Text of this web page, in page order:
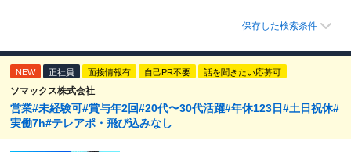
保存した検索条件
NEW 正社員 面接情報有 自己PR不要 話を聞きたい応募可
ソマックス株式会社
営業#未経験可#賞与年2回#20代〜30代活躍#年休123日#土日祝休#
実働7h#テレアポ・飛び込みなし